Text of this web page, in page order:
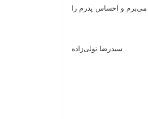
و احساس پدرم را
سیدرضا تولی‌زاده